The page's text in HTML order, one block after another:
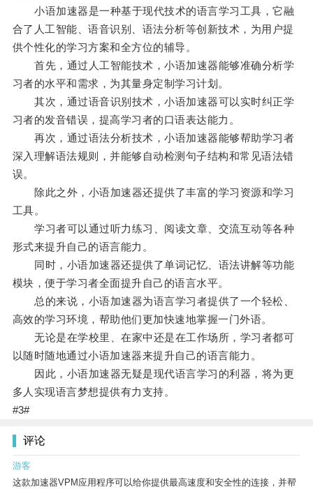
小语加速器是一种基于现代技术的语言学习工具，它融
合了人工智能、语音识别、语法分析等创新技术，为用户提
供个性化的学习方案和全方位的辅导。
首先，通过人工智能技术，小语加速器能够准确分析学
习者的水平和需求，为其量身定制学习计划。
其次，通过语音识别技术，小语加速器可以实时纠正学
习者的发音错误，提高学习者的口语表达能力。
再次，通过语法分析技术，小语加速器能够帮助学习者
深入理解语法规则，并能够自动检测句子结构和常见语法错
误。
除此之外，小语加速器还提供了丰富的学习资源和学习
工具。
学习者可以通过听力练习、阅读文章、交流互动等各种
形式来提升自己的语言能力。
同时，小语加速器还提供了单词记忆、语法讲解等功能
模块，便于学习者全面提升自己的语言水平。
总的来说，小语加速器为语言学习者提供了一个轻松、
高效的学习环境，帮助他们更加快速地掌握一门外语。
无论是在学校里、在家中还是在工作场所，学习者都可
以随时随地通过小语加速器来提升自己的语言能力。
因此，小语加速器无疑是现代语言学习的利器，将为更
多人实现语言梦想提供有力支持。
#3#
评论
游客
这款加速器VPM应用程序可以给你提供最高速度和安全性的连接，并帮